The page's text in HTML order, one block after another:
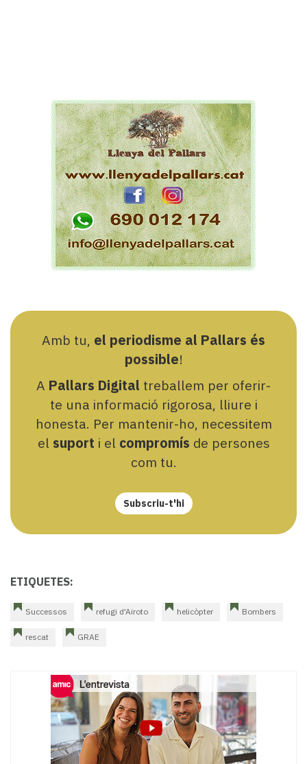
Amb tu, el periodisme al Pallars és
possible!
A Pallars Digital treballem per oferir-
te una informació rigorosa, lliure i
honesta. Per mantenir-ho, necessitem
el suport i el compromís de persones
com tu.
Subscriu-t'hi
ETIQUETES:
Successos refugi d'Airoto helicòpter Bombers
rescat GRAE